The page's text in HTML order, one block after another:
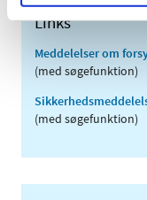
Links
Meddelelser om
(med søgefunktion)
(med søgefunktion)